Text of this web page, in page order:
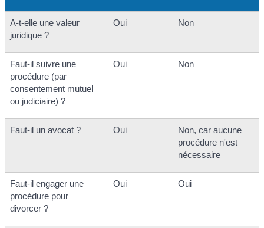
A-t-elle une valeur
juridique ?
Oui Non
Faut-il suivre une
procédure (par
consentement mutuel
ou judiciaire) ?
Oui Non
Faut-il un avocat ? Oui
Non, car aucune
procédure n'est
nécessaire
Faut-il engager une
procédure pour
divorcer ?
Oui Oui